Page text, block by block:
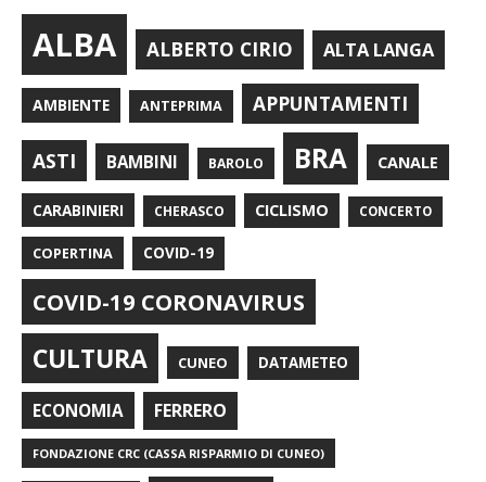
ALBA ALBERTO CIRIO ALTA LANGA
AMBIENTE ANTEPRIMA APPUNTAMENTI
ASTI BAMBINI BAROLO BRA CANALE
CARABINIERI CHERASCO CICLISMO CONCERTO
COPERTINA COVID-19
COVID-19 CORONAVIRUS
CULTURA CUNEO DATAMETEO
ECONOMIA FERRERO
FONDAZIONE CRC (CASSA RISPARMIO DI CUNEO)